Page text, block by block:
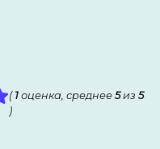
( 1оценка, среднее 5из 5
)